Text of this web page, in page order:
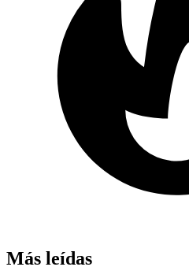
Más leídas